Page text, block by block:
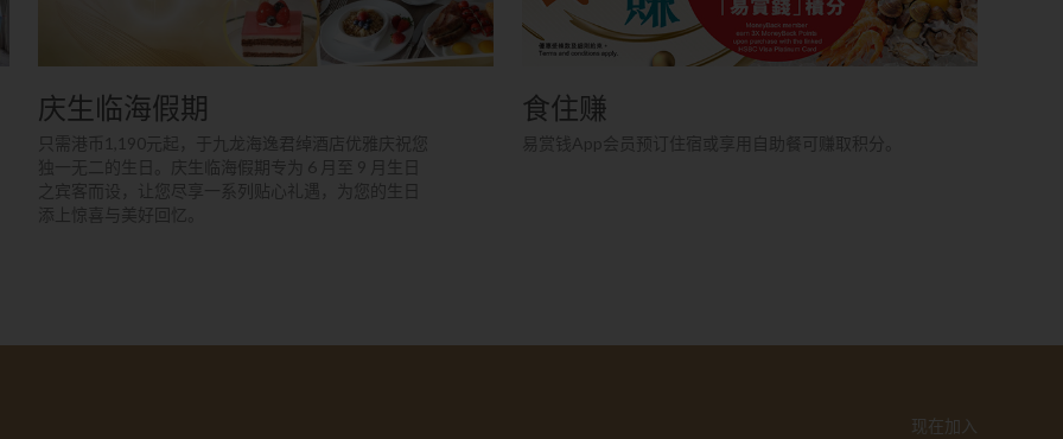
庆生临海假期
只需港币1,190元起，于九龙海逸君绰酒店优雅庆祝您
独一无二的生日。庆生临海假期专为 6 月至 9 月生日
之宾客而设，让您尽享一系列贴心礼遇，为您的生日
添上惊喜与美好回忆。
食住赚
易赏钱App会员预订住宿或享用自助餐可赚取积分。
现在加入